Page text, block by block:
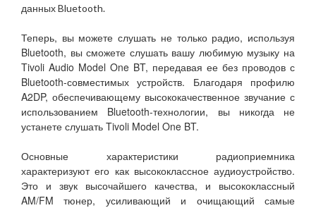
данных Bluetooth.
Теперь, вы можете слушать не только радио, используя
Bluetooth, вы сможете слушать вашу любимую музыку на
Tivoli Audio Model One BT, передавая ее без проводов с
Bluetooth-совместимых устройств. Благодаря профилю
A2DP, обеспечивающему высококачественное звучание с
использованием Bluetooth-технологии, вы никогда не
устанете слушать Tivoli Model One BT.
Основные характеристики радиоприемника
характеризуют его как высококлассное аудиоустройство.
Это и звук высочайшего качества, и высококлассный
AM/FM тюнер, усиливающий и очищающий самые